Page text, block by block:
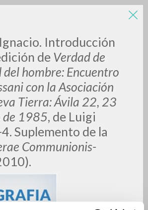
Introducción
de Verdad de
del hombre: Encuentro
con la Asociación
Tierra: Ávila 22, 23
de 1985, de Luigi
Suplemento de la
Communionis-
LUIGI
scritti